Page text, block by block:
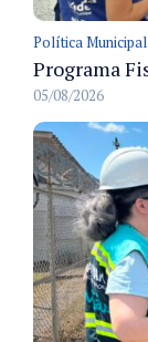
Política Municipal
05/08/2026